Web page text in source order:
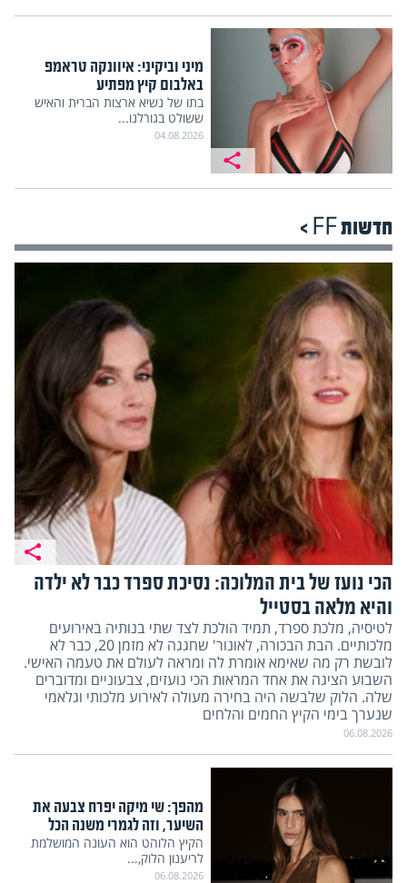
מיני וביקיני: איוונקה טראמפ
באלבום קיץ מפתיע
בתו של נשיא ארצות הברית והאיש
ששולט בגורלנו...
04.08.2026
חדשות FF >
הכי נועז של בית המלוכה: נסיכת ספרד כבר לא ילדה
והיא מלאה בסטייל
לטיסיה, מלכת ספרד, תמיד הולכת לצד שתי בנותיה באירועים
מלכותיים. הבת הבכורה, לאונור' שחגגה לא מזמן 20, כבר לא
לובשת רק מה שאימא אומרת לה ומראה לעולם את טעמה האישי.
השבוע הציגה את אחד המראות הכי נועזים, צבעוניים ומדוברים
שלה. הלוק שלבשה היה בחירה מעולה לאירוע מלכותי וגלאמי
שנערך בימי הקיץ החמים והלחים
06.08.2026
מהפך: שי מיקה יפרח צבעה את
השיער, וזה לגמרי משנה הכל
הקיץ הלוהט הוא העונה המושלמת
לריענון הלוק,...
06.08.2026